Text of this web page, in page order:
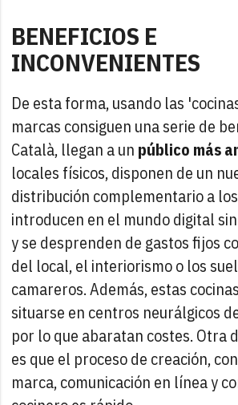
BENEFICIOS E
INCONVENIENTES
De esta forma, usando las
marcas consiguen una serie de
Català, llegan a un público más
locales físicos, disponen de un
distribución complementario a
introducen en el mundo digital
y se desprenden de gastos fijos
del local, el interiorismo o los
camareros. Además, estas
situarse en centros neurálgicos
por lo que abaratan costes. Otra
es que el proceso de creación,
marca, comunicación en línea y